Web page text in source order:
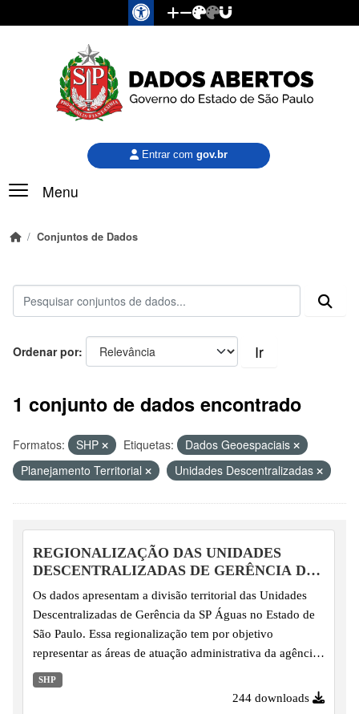
Pular para o conteúdo principal
Menu
Entrar com gov.br
Conjuntos de Dados
Ordenar por Ir
1 conjunto de dados encontrado
Formatos: SHP Etiquetas:
Dados Geoespaciais
Planejamento Territorial
Unidades Descentralizadas
REGIONALIZAÇÃO DAS UNIDADES
DESCENTRALIZADAS DE GERÊNCIA DA
SP ÁGUAS
Os dados apresentam a divisão territorial das Unidades
Descentralizadas de Gerência da SP Águas no Estado de
São Paulo. Essa regionalização tem por objetivo
representar as áreas de atuação administrativa da agência,
organizadas a partir do agrupamento de UGRHIs para fins
de regionalização da gestão.
SHP
244 downloads